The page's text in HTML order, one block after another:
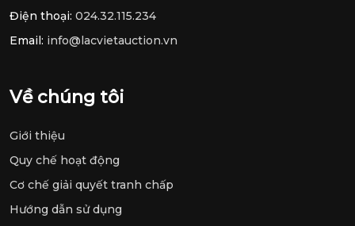
Điện thoại: 024.32.115.234
Email: info@lacvietauction.vn
Về chúng tôi
Giới thiệu
Quy chế hoạt động
Cơ chế giải quyết tranh chấp
Hướng dẫn sử dụng